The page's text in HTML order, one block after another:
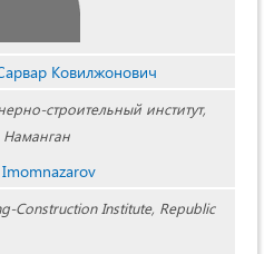
Ковилжонович
строительный институт,
Наманган
Construction Institute, Republic